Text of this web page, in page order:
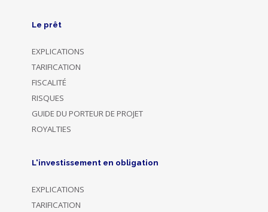
Le prêt
EXPLICATIONS
TARIFICATION
FISCALITÉ
RISQUES
GUIDE DU PORTEUR DE PROJET
ROYALTIES
L'investissement en obligation
EXPLICATIONS
TARIFICATION